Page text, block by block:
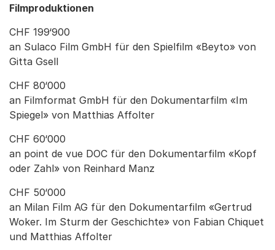
Filmproduktionen
CHF 199‘900
an Sulaco Film GmbH für den Spielfilm «Beyto» von
Gitta Gsell
CHF 80‘000
an Filmformat GmbH für den Dokumentarfilm «Im
Spiegel» von Matthias Affolter
CHF 60‘000
an point de vue DOC für den Dokumentarfilm «Kopf
oder Zahl» von Reinhard Manz
CHF 50‘000
an Milan Film AG für den Dokumentarfilm «Gertrud
Woker. Im Sturm der Geschichte» von Fabian Chiquet
und Matthias Affolter